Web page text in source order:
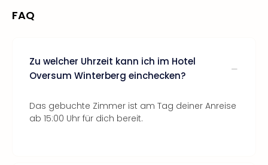
FAQ
Zu welcher Uhrzeit kann ich im Hotel
Oversum Winterberg einchecken?
Das gebuchte Zimmer ist am Tag deiner Anreise
ab 15:00 Uhr für dich bereit.